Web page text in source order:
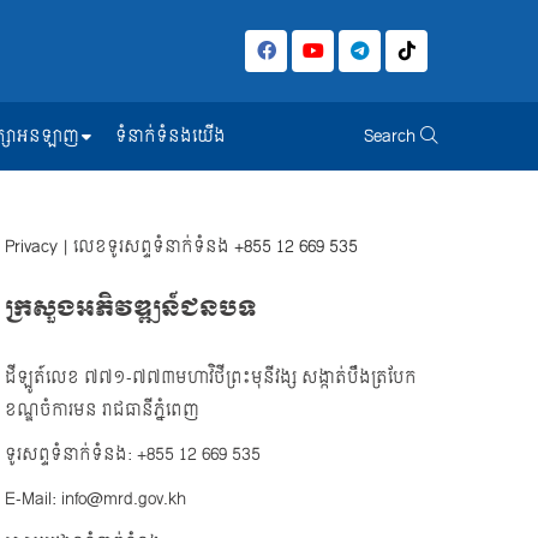
សាអនឡាញ ទំនាក់ទំនងយើង Search
Privacy | លេខទូរសព្ទទំនាក់ទំនង +855 12 669 535
ក្រសួងអភិវឌ្ឍន៍ជនបទ
ដីឡូត៍លេខ ៧៧១-៧៧៣មហាវិថីព្រះមុនីវង្ស សង្កាត់បឹងត្របែក
ខណ្ឌចំការមន រាជធានីភ្នំពេញ
ទូរសព្ទទំនាក់ទំនង: +855 12 669 535
E-Mail: info@mrd.gov.kh